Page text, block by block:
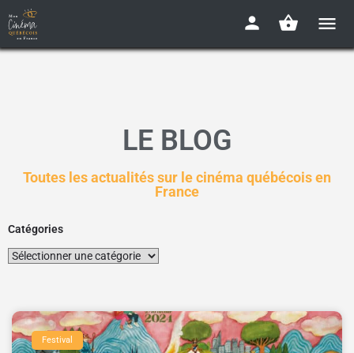
LE BLOG
Toutes les actualités sur le cinéma québécois en
France
Catégories
Festival